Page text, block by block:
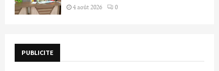
4 août 2026 0
PUBLICITE